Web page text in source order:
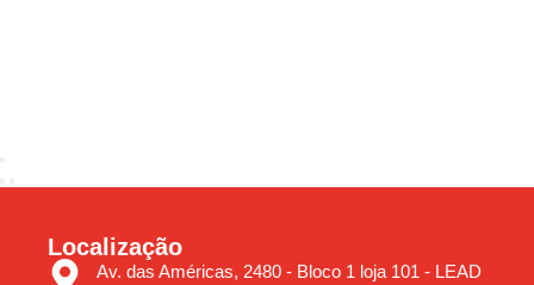
Localização
Av. das Américas, 2480 - Bloco 1 loja 101 - LEAD